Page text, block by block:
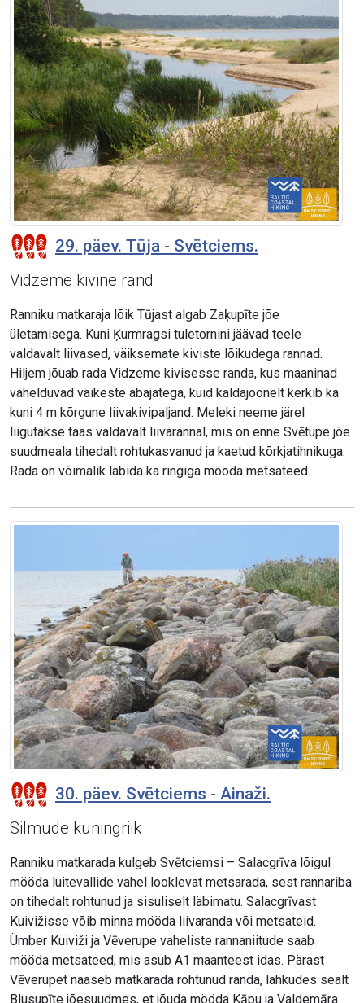
29. päev. Tūja - Svētciems.
Vidzeme kivine rand
Ranniku matkaraja lõik Tūjast algab Zaķupīte jõe
ületamisega. Kuni Ķurmragsi tuletornini jäävad teele
valdavalt liivased, väiksemate kiviste lõikudega rannad.
Hiljem jõuab rada Vidzeme kivisesse randa, kus maaninad
vahelduvad väikeste abajatega, kuid kaldajoonelt kerkib ka
kuni 4 m kõrgune liivakivipaljand. Meleki neeme järel
liigutakse taas valdavalt liivarannal, mis on enne Svētupe jõe
suudmeala tihedalt rohtukasvanud ja kaetud kõrkjatihnikuga.
Rada on võimalik läbida ka ringiga mööda metsateed.
30. päev. Svētciems - Ainaži.
Silmude kuningriik
Ranniku matkarada kulgeb Svētciemsi – Salacgrīva lõigul
mööda luitevallide vahel looklevat metsarada, sest rannariba
on tihedalt rohtunud ja sisuliselt läbimatu. Salacgrīvast
Kuivižisse võib minna mööda liivaranda või metsateid.
Ümber Kuiviži ja Vēverupe vaheliste rannaniitude saab
mööda metsateed, mis asub A1 maanteest idas. Pärast
Vēverupet naaseb matkarada rohtunud randa, lahkudes sealt
Blusupīte jõesuudmes, et jõuda mööda Kāpu ja Valdemāra